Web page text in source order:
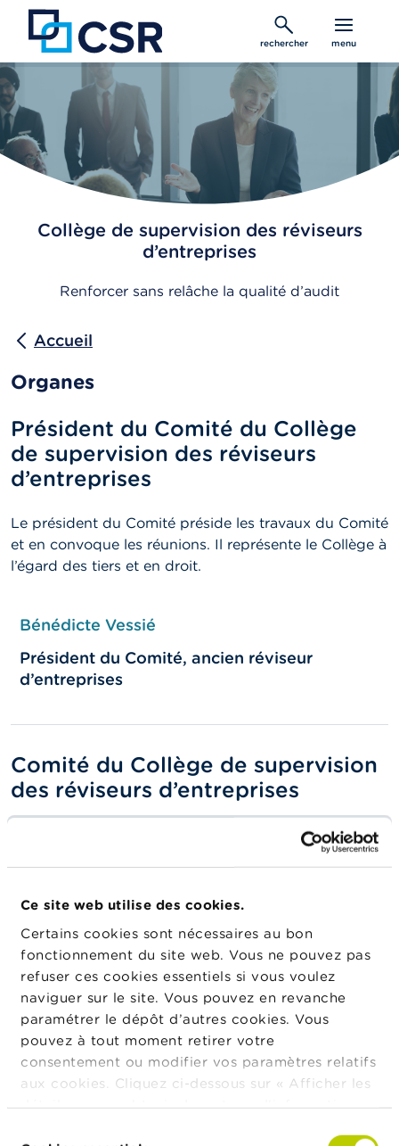
Ce site web utilise des cookies.
Certains cookies sont nécessaires au bon
fonctionnement du site web. Vous ne pouvez pas
refuser ces cookies essentiels si vous voulez
naviguer sur le site. Vous pouvez en revanche
paramétrer le dépôt d’autres cookies. Vous
pouvez à tout moment retirer votre
consentement ou modifier vos paramètres relatifs
aux cookies. Cliquez ci-dessous sur « Afficher les
détails » pour obtenir davantage d'informations.
Aller
contenu
principal
rechercher menu
Collège de supervision des réviseurs
d’entreprises
Renforcer sans relâche la qualité d’audit
Accueil
Organes
Président du Comité du Collège
de supervision des réviseurs
d’entreprises
Le président du Comité préside les travaux du Comité
et en convoque les réunions. Il représente le Collège à
l’égard des tiers et en droit.
Bénédicte Vessié
Président du Comité, ancien réviseur
d’entreprises
Comité du Collège de supervision
des réviseurs d’entreprises
Le comité est l’organe décisionnel du Collège, il est
composé de six membres et son fonctionnement est
Collège. Le président du comité, Madame Bénédicte
droit.
Sadi Podevijn
Président suppléant, expert